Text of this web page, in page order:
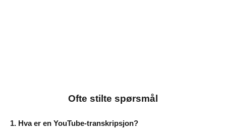
Ofte stilte spørsmål
1. Hva er en YouTube-transkripsjon?